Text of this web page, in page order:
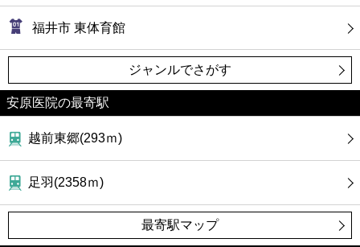
レジャー
書店
カフェ
福井市 東体育館
ジャンルでさがす
安原医院の最寄駅
越前東郷(293ｍ)
足羽(2358ｍ)
最寄駅マップ